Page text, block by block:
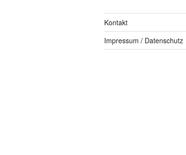
Kontakt
Impressum / Datenschutz